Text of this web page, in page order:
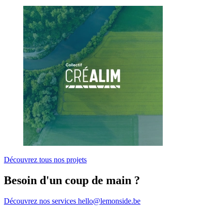
Découvrez tous nos projets
Besoin d'un coup de main ?
Découvrez nos services hello@lemonside.be